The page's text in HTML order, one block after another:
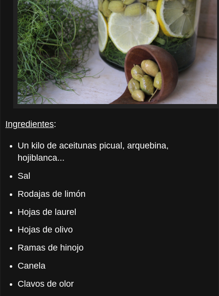
Ingredientes:
Un kilo de aceitunas picual, arquebina,
hojiblanca...
Sal
Rodajas de limón
Hojas de laurel
Hojas de olivo
Ramas de hinojo
Canela
Clavos de olor